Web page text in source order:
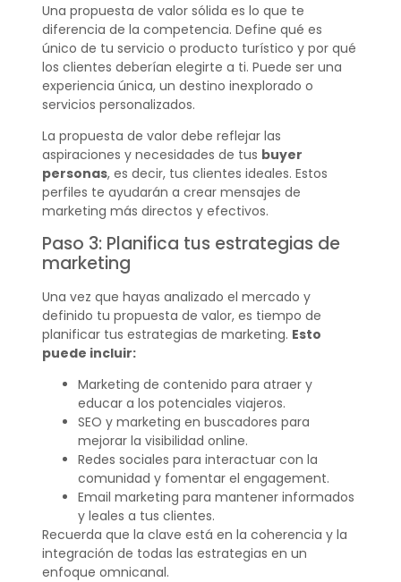
Una propuesta de valor sólida es lo que te
diferencia de la competencia. Define qué es
único de tu servicio o producto turístico y por qué
los clientes deberían elegirte a ti. Puede ser una
experiencia única, un destino inexplorado o
servicios personalizados.
La propuesta de valor debe reflejar las
aspiraciones y necesidades de tus buyer
personas, es decir, tus clientes ideales. Estos
perfiles te ayudarán a crear mensajes de
marketing más directos y efectivos.
Paso 3: Planifica tus estrategias de
marketing
Una vez que hayas analizado el mercado y
definido tu propuesta de valor, es tiempo de
planificar tus estrategias de marketing. Esto
puede incluir:
Marketing de contenido para atraer y
educar a los potenciales viajeros.
SEO y marketing en buscadores para
mejorar la visibilidad online.
Redes sociales para interactuar con la
comunidad y fomentar el engagement.
Email marketing para mantener informados
y leales a tus clientes.
Recuerda que la clave está en la coherencia y la
integración de todas las estrategias en un
enfoque omnicanal.